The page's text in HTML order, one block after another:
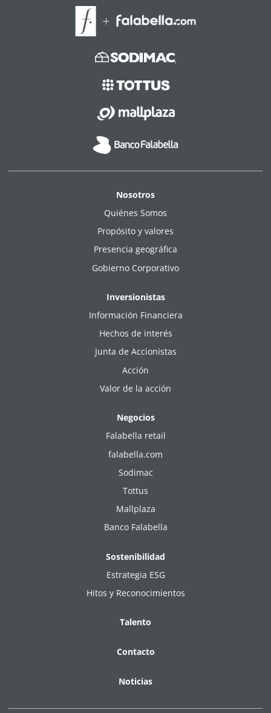
Nosotros
Quiénes Somos
Propósito y valores
Presencia geográfica
Gobierno Corporativo
Inversionistas
Información Financiera
Hechos de interés
Junta de Accionistas
Acción
Valor de la acción
Negocios
Falabella retail
falabella.com
Sodimac
Tottus
Mallplaza
Banco Falabella
Sostenibilidad
Estrategia ESG
Hitos y Reconocimientos
Talento
Contacto
Noticias